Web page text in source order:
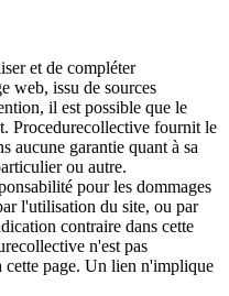
et de compléter
web, issu de sources
il est possible que le
Procedurecollective fournit le
aucune garantie quant à sa
ou autre.
pour les dommages
l'utilisation du site, ou par
contraire dans cette
n'est pas
cette page. Un lien n'implique